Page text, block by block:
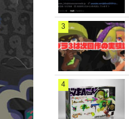
3
4